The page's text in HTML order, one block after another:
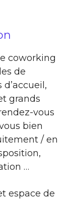
coworking
de
grands
vous
bien
/ en
…
espace de